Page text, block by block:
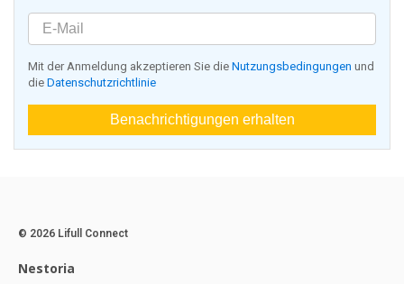
Mit der Anmeldung akzeptieren Sie die Nutzungsbedingungen und
die Datenschutzrichtlinie
Benachrichtigungen erhalten
© 2026 Lifull Connect
Nestoria